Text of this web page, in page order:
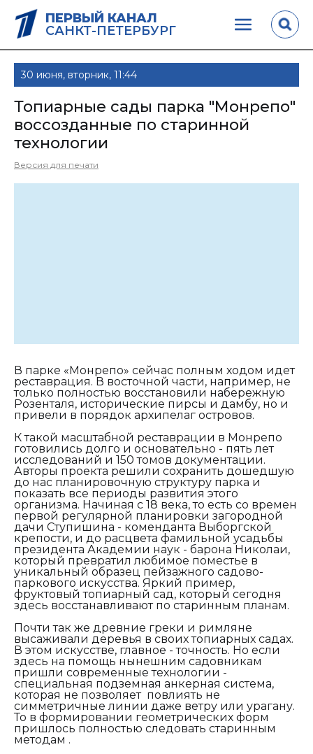
ПЕРВЫЙ КАНАЛ
САНКТ-ПЕТЕРБУРГ
30 июня, вторник, 11:44
Топиарные сады парка "Монрепо"
воссозданные по старинной
технологии
Версия для печати
В парке «Монрепо» сейчас полным ходом идет
реставрация. В восточной части, например, не
только полностью восстановили набережную
Розенталя, исторические пирсы и дамбу, но и
привели в порядок архипелаг островов.
К такой масштабной реставрации в Монрепо
готовились долго и основательно - пять лет
исследований и 150 томов документации.
Авторы проекта решили сохранить дошедшую
до нас планировочную структуру парка и
показать все периоды развития этого
организма. Начиная с 18 века, то есть со времен
первой регулярной планировки загородной
дачи Ступишина - коменданта Выборгской
крепости, и до расцвета фамильной усадьбы
президента Академии наук - барона Николаи,
который превратил любимое поместье в
уникальный образец пейзажного садово-
паркового искусства. Яркий пример,
фруктовый топиарный сад, который сегодня
здесь восстанавливают по старинным планам.
Почти так же древние греки и римляне
высаживали деревья в своих топиарных садах.
В этом искусстве, главное - точность. Но если
здесь на помощь нынешним садовникам
пришли современные технологии -
специальная подземная анкерная система,
которая не позволяет повлиять не
симметричные линии даже ветру или урагану.
То в формировании геометрических форм
пришлось полностью следовать старинным
методам .